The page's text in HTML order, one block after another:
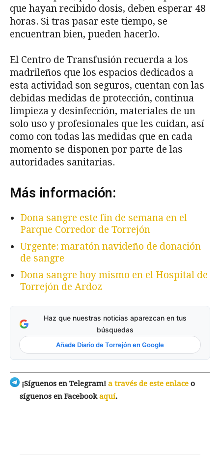
que hayan recibido dosis, deben esperar 48
horas. Si tras pasar este tiempo, se
encuentran bien, pueden hacerlo.
El Centro de Transfusión recuerda a los
madrileños que los espacios dedicados a
esta actividad son seguros, cuentan con las
debidas medidas de protección, continua
limpieza y desinfección, materiales de un
solo uso y profesionales que les cuidan, así
como con todas las medidas que en cada
momento se disponen por parte de las
autoridades sanitarias.
Más información:
Dona sangre este fin de semana en el
Parque Corredor de Torrejón
Urgente: maratón navideño de donación
de sangre
Dona sangre hoy mismo en el Hospital de
Torrejón de Ardoz
Haz que nuestras noticias aparezcan en tus
búsquedas
Añade Diario de Torrejón en Google
¡Síguenos en Telegram! a través de este enlace o
síguenos en Facebookaquí.